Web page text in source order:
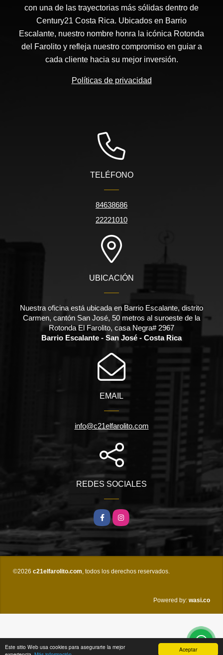
Aceptar
Este sitio Web usa cookies para asegurarte la mejor
con una de las trayectorias más sólidas dentro de
Century21 Costa Rica. Ubicados en Barrio
Escalante, nuestro nombre honra la icónica Rotonda
del Farolito y refleja nuestro compromiso en guiar a
cada cliente hacia su mejor inversión.
Políticas de privacidad
TELÉFONO
84638686
22221010
UBICACIÓN
Nuestra oficina está ubicada en Barrio Escalante, distrito
Carmen, cantón San José, 50 metros al suroeste de la
Rotonda El Farolito, casa Negra# 2967
Barrio Escalante - San José - Costa Rica
EMAIL
info@c21elfarolito.com
REDES SOCIALES
FacebookInstagram
©2026 c21elfarolito.com, todos los derechos reservados.
Powered by: wasi.co